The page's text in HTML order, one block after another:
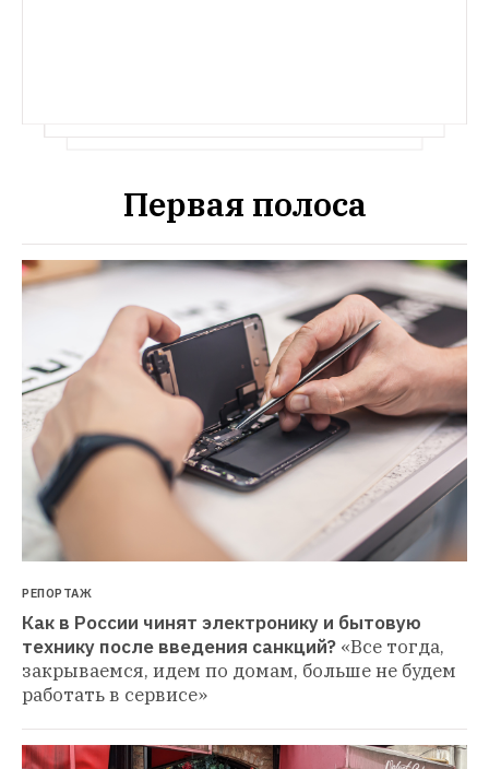
Первая полоса
РЕПОРТАЖ
Как в России чинят электронику и бытовую
технику после введения санкций? «Все тогда,
закрываемся, идем по домам, больше не будем
работать в сервисе»